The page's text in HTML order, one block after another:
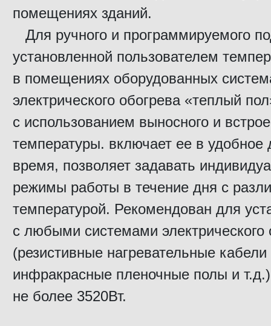
помещениях зданий.
Для ручного и программируемого
установленной пользователем
в помещениях оборудованных
электрического обогрева «теплый
с использованием выносного и
температуры. включает ее в удобное
время, позволяет задавать
режимы работы в течение дня с
температурой. Рекомендован для
с любыми системами электрического
(резистивные нагревательные
инфракрасные пленочные полы и
не более 3520Вт.